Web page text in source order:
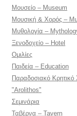
Μουσείο – Museum
Μουσική & Χορός –
Μυθολογία –
Ξενοδοχείο – Hotel
Ομιλίες
Παιδεία – Education
Παραδοσιακό
"Arolithos"
Σεμινάρια
Ταβέρνα – Tavern